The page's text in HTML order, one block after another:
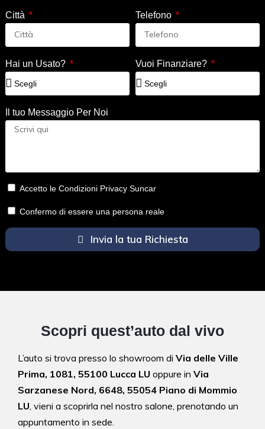
Città Telefono
Hai un Usato? Vuoi Finanziare?
Il tuo Messaggio Per Noi
Accetto le Condizioni Privacy Suncar
Confermo di essere una persona reale
Invia la tua Richiesta
Scopri quest’auto dal vivo
L’auto si trova presso lo showroom di Via delle Ville
Prima, 1081, 55100 Lucca LU oppure in Via
Sarzanese Nord, 6648, 55054 Piano di Mommio
LU, vieni a scoprirla nel nostro salone, prenotando un
appuntamento in sede.